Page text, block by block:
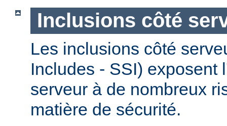
Inclusions côté
Les inclusions côté
Includes - SSI) exposent
serveur à de nombreux
matière de sécurité.